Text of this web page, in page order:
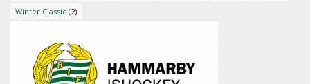
Winter Classic (2)